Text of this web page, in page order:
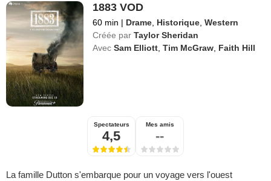
1883 VOD
60 min | Drame Historique ,Western
Créée par Taylor Sheridan
Avec Sam Elliott ,Tim McGraw Faith Hill
Spectateurs
4,5
Mes amis
--
La famille Dutton s'embarque pour un voyage vers l'ouest